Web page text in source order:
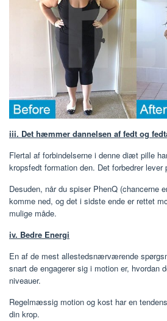
iii. Det hæmmer dannelsen af ​​fedt og
Flertal af forbindelserne i denne diæt pille
kropsfedt formation den. Det forbedrer lever
Desuden, når du spiser PhenQ (chancerne
komme ned, og det i sidste ende er rettet
mulige måde.
iv. Bedre Energi
En af de mest allestedsnærværende
snart de engagerer sig i motion er, hvordan
niveauer.
Regelmæssig motion og kost har en
din krop.